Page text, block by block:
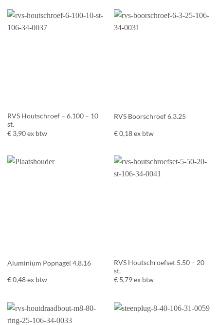
RVS Houtschroef – 6.100 – 10
st.
€3,90 ex btw
RVS Boorschroef 6,3.25
€0,18 ex btw
Aluminium Popnagel 4,8.16
€0,48 ex btw
RVS Houtschroefset 5.50 – 20
st.
€5,79 ex btw